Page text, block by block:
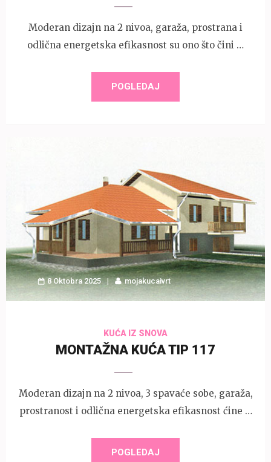
Moderan dizajn na 2 nivoa, garaža, prostrana i
odlična energetska efikasnost su ono što čini …
POGLEDAJ
8 Oktobra 2025 mojakucaivrt
KUĆA IZ SNOVA
MONTAŽNA KUĆA TIP 117
Moderan dizajn na 2 nivoa, 3 spavaće sobe, garaža,
prostranost i odlična energetska efikasnost ćine …
POGLEDAJ